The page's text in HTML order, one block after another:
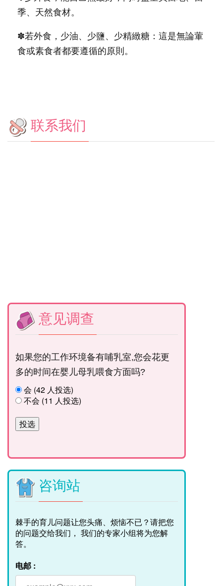
季、天然食材。
✽若外食，少油、少鹽、少精緻糖：這是無論葷
食或素食者都要遵循的原則。
联系我们
意见调查
如果您的工作环境备有哺乳室,您会花更
多的时间在婴儿母乳喂食方面吗?
会 (42 人投选)
不会 (11 人投选)
咨询站
棘手的育儿问题让您头痛、烦恼不已？请把您
的问题交给我们， 我们的专家小组将为您解
答。
电邮 :